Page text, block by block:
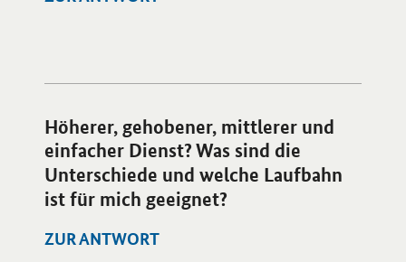
Höherer, gehobener, mittlerer und
einfacher Dienst? Was sind die
Unterschiede und welche Laufbahn
ist für mich geeignet?
ZUR ANTWORT